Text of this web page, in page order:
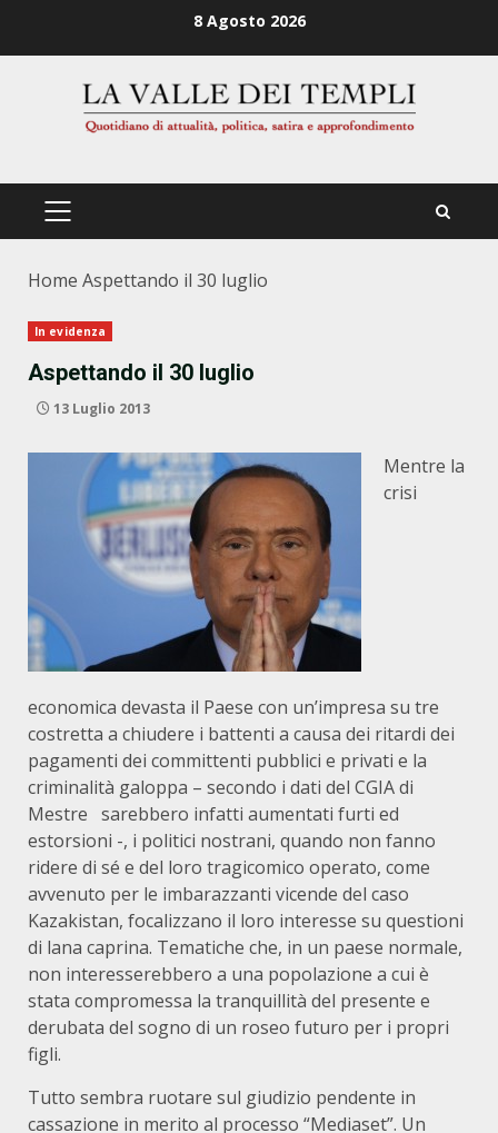
8 Agosto 2026
PRIMÄRES
Home Aspettando il 30 luglio
In evidenza
Aspettando il 30 luglio
13 Luglio 2013
Mentre la
crisi
economica devasta il Paese con un’impresa su tre
costretta a chiudere i battenti a causa dei ritardi dei
pagamenti dei committenti pubblici e privati e la
criminalità galoppa – secondo i dati del CGIA di
Mestre sarebbero infatti aumentati furti ed
estorsioni -, i politici nostrani, quando non fanno
ridere di sé e del loro tragicomico operato, come
avvenuto per le imbarazzanti vicende del caso
Kazakistan, focalizzano il loro interesse su questioni
di lana caprina. Tematiche che, in un paese normale,
non interesserebbero a una popolazione a cui è
stata compromessa la tranquillità del presente e
derubata del sogno di un roseo futuro per i propri
figli.
Tutto sembra ruotare sul giudizio pendente in
cassazione in merito al processo “Mediaset”. Un